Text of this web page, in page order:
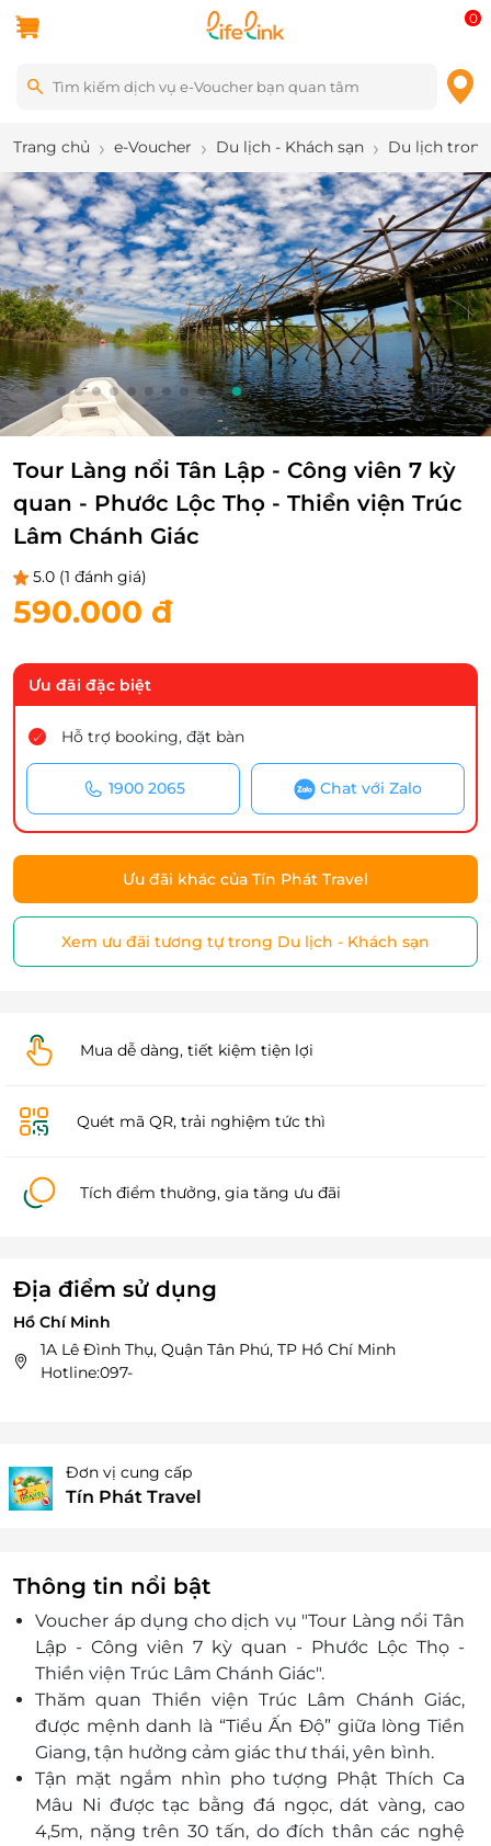
0
Trang chủ e-Voucher Du lịch - Khách sạn Du lịch
11/22
Tour Làng nổi Tân Lập - Công viên 7 kỳ
quan - Phước Lộc Thọ - Thiền viện Trúc
Lâm Chánh Giác
5.0 (1 đánh giá)
590.000 đ
Ưu đãi đặc biệt
Hỗ trợ booking, đặt bàn
1900 2065 Chat với Zalo
Ưu đãi khác của Tín Phát Travel
Xem ưu đãi tương tự trong Du lịch - Khách sạn
Mua dễ dàng, tiết kiệm tiện lợi
Quét mã QR, trải nghiệm tức thì
Tích điểm thưởng, gia tăng ưu đãi
Địa điểm sử dụng
Hồ Chí Minh
1A Lê Đình Thụ, Quận Tân Phú, TP Hồ Chí Minh
Hotline:097-
Đơn vị cung cấp
Tín Phát Travel
Thông tin nổi bật
Voucher áp dụng cho dịch vụ "Tour Làng nổi Tân
Lập - Công viên 7 kỳ quan - Phước Lộc Thọ -
Thiền viện Trúc Lâm Chánh Giác".
Thăm quan Thiền viện Trúc Lâm Chánh Giác,
được mệnh danh là “Tiểu Ấn Độ” giữa lòng Tiền
Giang, tận hưởng cảm giác thư thái, yên bình.
Tận mặt ngắm nhìn pho tượng Phật Thích Ca
Mâu Ni được tạc bằng đá ngọc, dát vàng, cao
4,5m, nặng trên 30 tấn, do đích thân các nghệ